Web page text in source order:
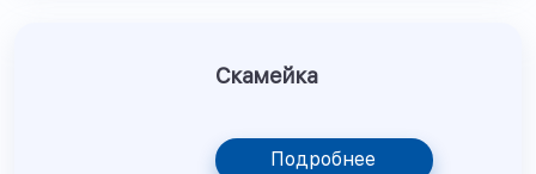
Скамейка
Подробнее